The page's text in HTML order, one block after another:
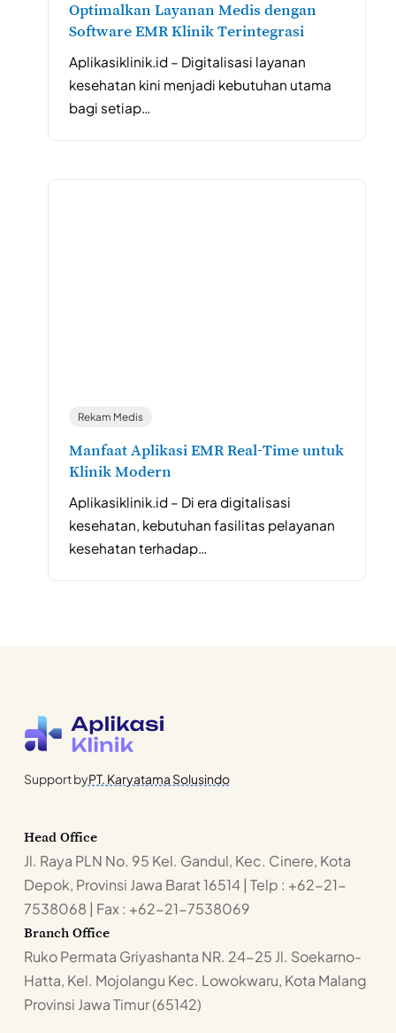
Optimalkan Layanan Medis dengan
Software EMR Klinik Terintegrasi
Aplikasiklinik.id – Digitalisasi layanan
kesehatan kini menjadi kebutuhan utama
bagi setiap…
Rekam Medis
Manfaat Aplikasi EMR Real-Time untuk
Klinik Modern
Aplikasiklinik.id – Di era digitalisasi
kesehatan, kebutuhan fasilitas pelayanan
kesehatan terhadap…
Support byPT. Karyatama Solusindo
Head Office
Jl. Raya PLN No. 95 Kel. Gandul, Kec. Cinere, Kota
Depok, Provinsi Jawa Barat 16514 | Telp : +62-21-
7538068 | Fax : +62-21-7538069
Branch Office
Ruko Permata Griyashanta NR. 24-25 Jl. Soekarno-
Hatta, Kel. Mojolangu Kec. Lowokwaru, Kota Malang
Provinsi Jawa Timur (65142)